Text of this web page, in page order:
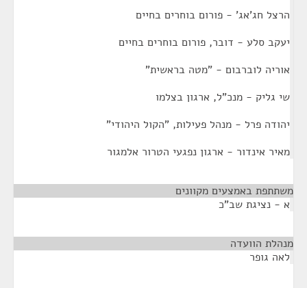
הרצל חג'אג' - פורום בוחרים בחיים
יעקב סלע - דובר, פורום בוחרים בחיים
אוריה לוברבום - "מטה בראשית"
שי גליק - מנכ"ל, ארגון בצלמו
יהודה פרל - מנהל פעילות, "הקול היהודי"
מאיר אינדור - ארגון נפגעי הטרור אלמגור
משתתפת באמצעים מקוונים
א - נציגת שב"כ
מנהלת הוועדה
לאה גופר